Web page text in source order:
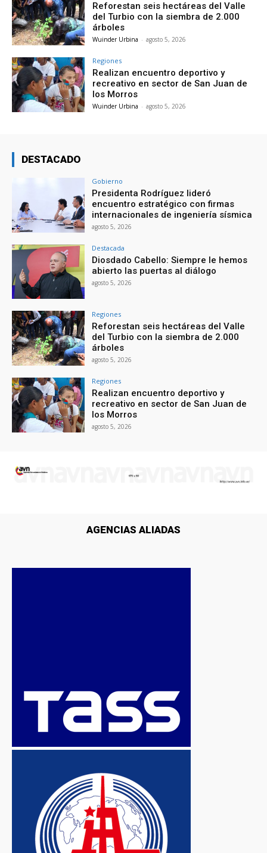
Reforestan seis hectáreas del Valle
del Turbio con la siembra de 2.000
árboles
Wuinder Urbina - agosto 5, 2026
Regiones
Realizan encuentro deportivo y
recreativo en sector de San Juan de
los Morros
Wuinder Urbina - agosto 5, 2026
DESTACADO
Gobierno
Presidenta Rodríguez lideró
encuentro estratégico con firmas
internacionales de ingeniería sísmica
agosto 5, 2026
Destacada
Diosdado Cabello: Siempre le hemos
abierto las puertas al diálogo
agosto 5, 2026
Regiones
Reforestan seis hectáreas del Valle
del Turbio con la siembra de 2.000
árboles
agosto 5, 2026
Regiones
Realizan encuentro deportivo y
recreativo en sector de San Juan de
los Morros
agosto 5, 2026
AGENCIAS ALIADAS